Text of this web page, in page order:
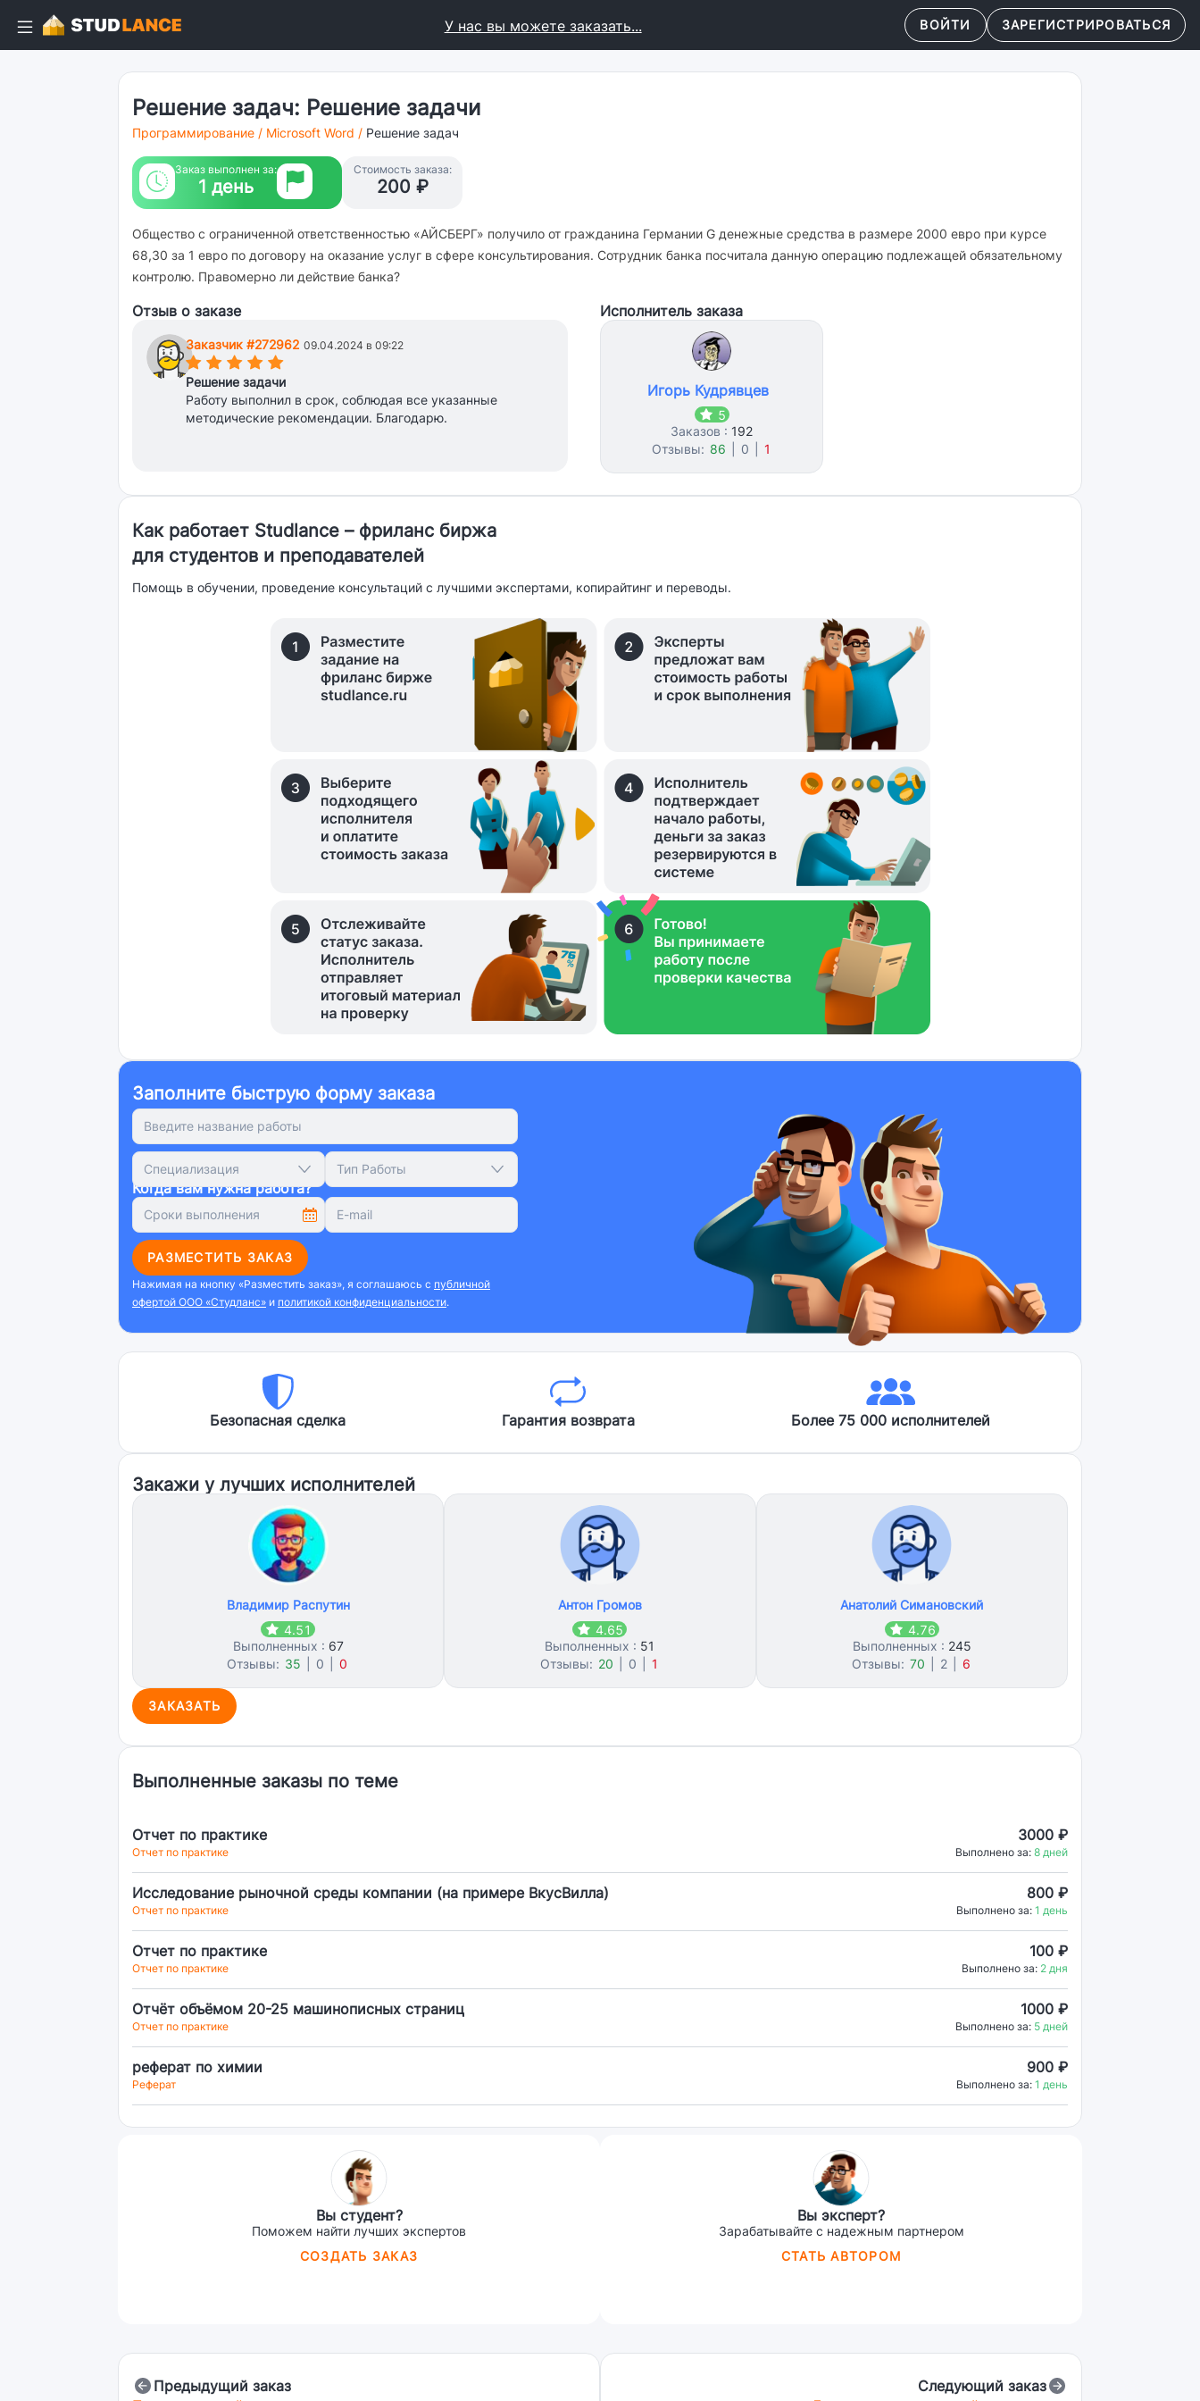
У нас вы можете заказать... ВОЙТИ ЗАРЕГИСТРИРОВАТЬСЯ
Решение задач: Решение задачи
Программирование / Microsoft Word / Решение задач
Заказ выполнен за:
1 день
Стоимость заказа:
200 ₽
Общество с ограниченной ответственностью «АЙСБЕРГ» получило от гражданина Германии G денежные средства в размере 2000 евро при курсе
68,30 за 1 евро по договору на оказание услуг в сфере консультирования. Сотрудник банка посчитала данную операцию подлежащей обязательному
контролю. Правомерно ли действие банка?
Отзыв о заказе
Заказчик #272962 09.04.2024 в 09:22
(*)(*)(*)(*)(*)
Решение задачи
Работу выполнил в срок, соблюдая все указанные
методические рекомендации. Благодарю.
Исполнитель заказа
Игорь Кудрявцев
5
Заказов : 192
Отзывы: 86 0 1
Как работает Studlance – фриланс биржа
для студентов и преподавателей
Помощь в обучении, проведение консультаций с лучшими экспертами, копирайтинг и переводы.
Заполните быструю форму заказа
Специализация Тип Работы
Когда вам нужна работа?
РАЗМЕСТИТЬ ЗАКАЗ
Нажимая на кнопку «Разместить заказ», я соглашаюсь с публичной
офертой ООО «Студланс» и политикой конфиденциальности.
Безопасная сделка Гарантия возврата Более 75 000 исполнителей
Закажи у лучших исполнителей
Владимир Распутин
4.51
Выполненных : 67
Отзывы: 35 0 0
Антон Громов
4.65
Выполненных : 51
Отзывы: 20 0 1
Анатолий Симановский
4.76
Выполненных : 245
Отзывы: 70 2 6
ЗАКАЗАТЬ
Выполненные заказы по теме
Отчет по практике 3000 ₽
Отчет по практике Выполнено за: 8 дней
Исследование рыночной среды компании (на примере ВкусВилла) 800 ₽
Отчет по практике Выполнено за: 1 день
Отчет по практике 100 ₽
Отчет по практике Выполнено за: 2 дня
Отчёт объёмом 20-25 машинописных страниц 1000 ₽
Отчет по практике Выполнено за: 5 дней
реферат по химии 900 ₽
Реферат Выполнено за: 1 день
Вы студент?
Поможем найти лучших экспертов
СОЗДАТЬ ЗАКАЗ
Вы эксперт?
Зарабатывайте с надежным партнером
СТАТЬ АВТОРОМ
Предыдущий заказ
Следующий заказ